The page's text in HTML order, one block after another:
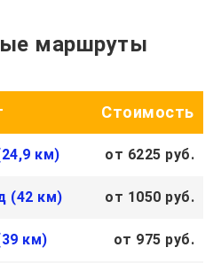
маршруты
Стоимость
км) от 6225 руб.
(42 км) от 1050 руб.
км) от 975 руб.